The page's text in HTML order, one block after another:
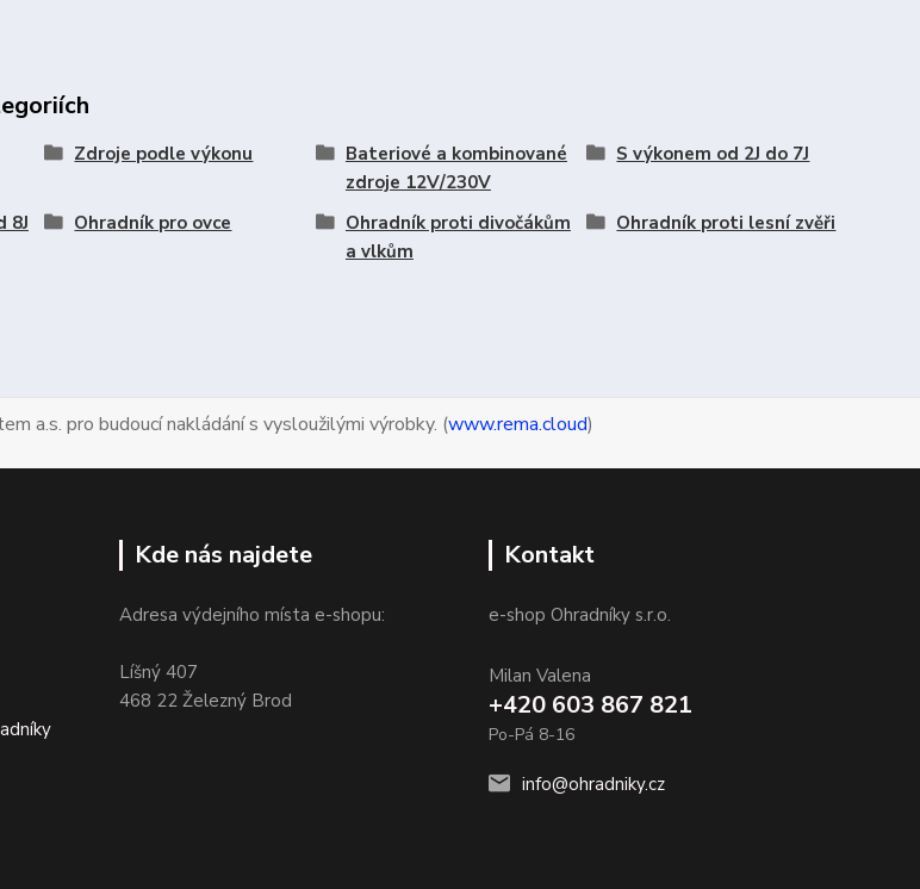
Zdroje podle výkonu
Bateriové a kombinované
zdroje 12V/230V
S výkonem od 2J do 7J
8J
Ohradník pro ovce
Ohradník proti divočákům
a vlkům
Ohradník proti lesní zvěři
a.s. pro budoucí nakládání s vysloužilými výrobky. (www.rema.cloud)
Kde nás najdete
Adresa výdejního místa e-shopu:
Líšný 407
468 22 Železný Brod
Kontakt
e-shop Ohradníky s.r.o.
Milan Valena
+420 603 867 821
Po-Pá 8-16
info@ohradniky.cz